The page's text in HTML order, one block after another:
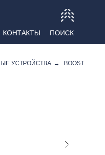
КОНТАКТЫ ПОИСК
УСТРОЙСТВА → BOOST